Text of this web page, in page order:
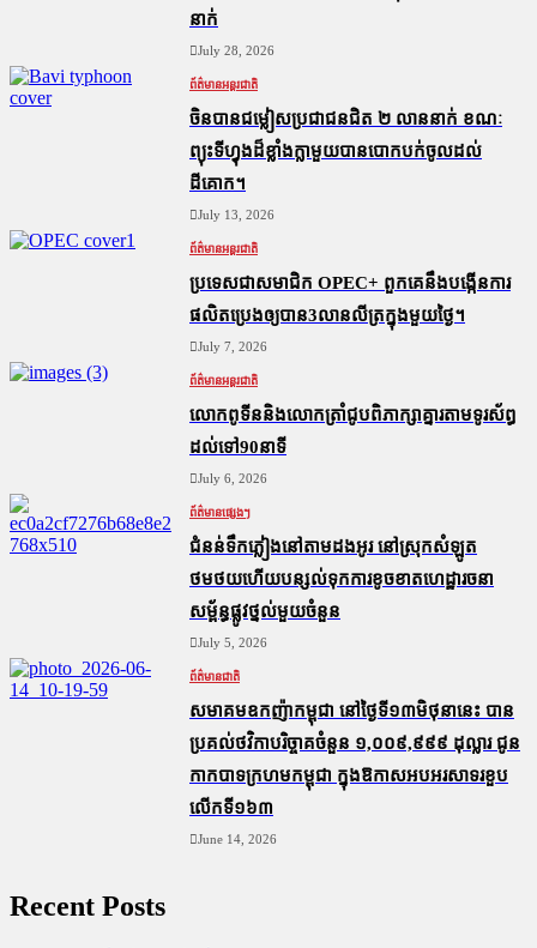
នាក់
July 28, 2026
ព័ត៌មានអន្តរជាតិ
ចិនបានជម្លៀសប្រជាជនជិត ២ លាននាក់ ខណៈ
ព្យុះទីហ្វុងដ៏ខ្លាំងក្លាមួយបានបោកបក់ចូលដល់
ដីគោក។
July 13, 2026
ព័ត៌មានអន្តរជាតិ
ប្រទេសជាសមាជិក OPEC+​ ពួកគេនឹងបង្កើនការ
ផលិតប្រេងឲ្យបាន3លានលីត្រក្នុងមួយថ្ងៃ។
July 7, 2026
ព័ត៌មានអន្តរជាតិ
លោកពូទីននិងលោកត្រាំជូបពិភាក្សាគ្នារតាមទូរស័ព្ធ
ដល់ទៅ90នាទី
July 6, 2026
ព័ត៌មានផ្សេងៗ
ជំនន់​ទឹកភ្លៀង​នៅ​តាម​ដងអូរ​ នៅ​ស្រុក​សំឡូត​
ថមថយ​ហើយ​បន្សល់​ទុក​ការ​ខូចខាត​ហេដ្ឋារចនា
សម្ព័ន្ធ​ផ្លូវថ្នល់​មួយ​ចំនួន
July 5, 2026
ព័ត៌មានជាតិ
សមាគមឧកញ៉ាកម្ពុជា នៅថ្ងៃទី១៣មិថុនានេះ បាន
ប្រគល់ថវិកាបរិច្ចាគចំនួន ១,០០៩,៩៩៩ ដុល្លារ ជូន
កាកបាទក្រហមកម្ពុជា ក្នុងឱកាសអបអរសាទរខួប
លើកទី១៦៣
June 14, 2026
Recent Posts